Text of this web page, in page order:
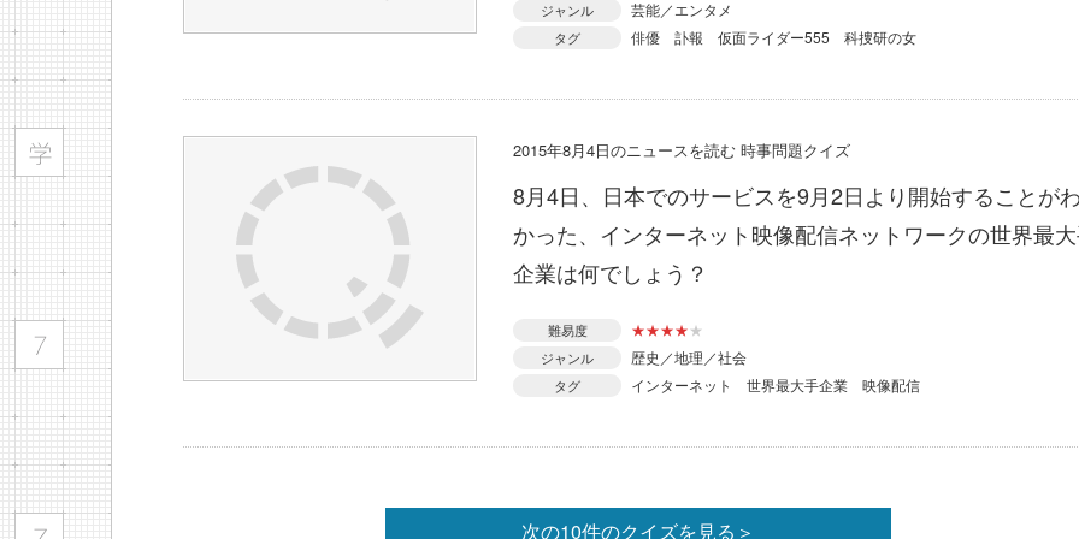
ジャンル 芸能／エンタメ
タグ 俳優 訃報 仮面ライダー555 科捜研の女
2015年8月4日のニュースを読む 時事問題クイズ
8月4日、日本でのサービスを9月2日より開始することが
かった、インターネット映像配信ネットワークの世界最
企業は何でしょう？
難易度 ★★★★★
ジャンル 歴史／地理／社会
タグ インターネット 世界最大手企業 映像配信
次の10件のクイズを見る＞